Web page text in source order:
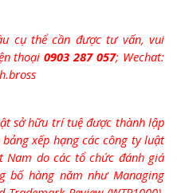
cụ thể cần được tư vấn, vui
thoại0903 287 057; Wechat:
sở hữu trí tuệ được thành lập
xếp hạng các công ty luật
Nam do các tổ chức đánh giá
bố hàng năm như Managing